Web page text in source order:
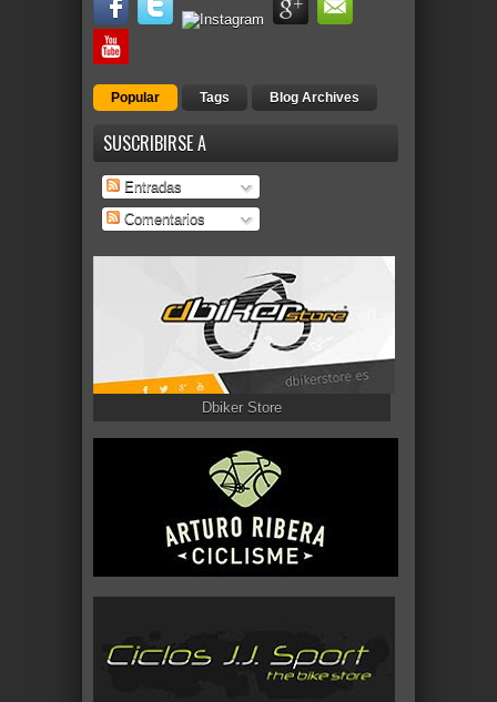
Popular Tags Blog Archives
SUSCRIBIRSE A
Entradas
Comentarios
Dbiker Store